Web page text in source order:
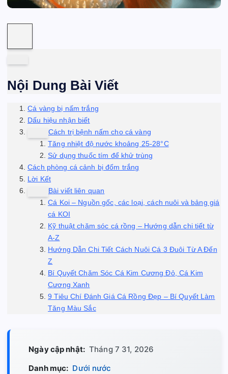
Nội Dung Bài Viết
Cá vàng bị nấm trắng
Dấu hiệu nhận biết
Cách trị bệnh nấm cho cá vàng
Tăng nhiệt độ nước khoảng 25-28°C
Sử dụng thuốc tím để khử trùng
Cách phòng cá cảnh bị đốm trắng
Lời Kết
Bài viết liên quan
Cá Koi – Nguồn gốc, các loại, cách nuôi và bảng giá
cá KOI
Kỹ thuật chăm sóc cá rồng – Hướng dẫn chi tiết từ
A-Z
Hướng Dẫn Chi Tiết Cách Nuôi Cá 3 Đuôi Từ A Đến
Z
Bí Quyết Chăm Sóc Cá Kim Cương Đỏ, Cá Kim
Cương Xanh
9 Tiêu Chí Đánh Giá Cá Rồng Đẹp – Bí Quyết Làm
Tăng Màu Sắc
Ngày cập nhật: Tháng 7 31, 2026
Danh mục: Dưới nước